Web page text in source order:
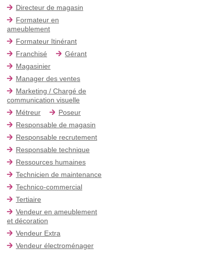
Directeur de magasin
Formateur en
ameublement
Formateur Itinérant
Franchisé
Gérant
Magasinier
Manager des ventes
Marketing / Chargé de
communication visuelle
Métreur
Poseur
Responsable de magasin
Responsable recrutement
Responsable technique
Ressources humaines
Technicien de maintenance
Technico-commercial
Tertiaire
Vendeur en ameublement
et décoration
Vendeur Extra
Vendeur électroménager